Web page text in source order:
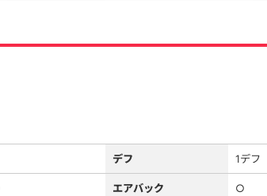
デフ 1デフ
エアバック ○